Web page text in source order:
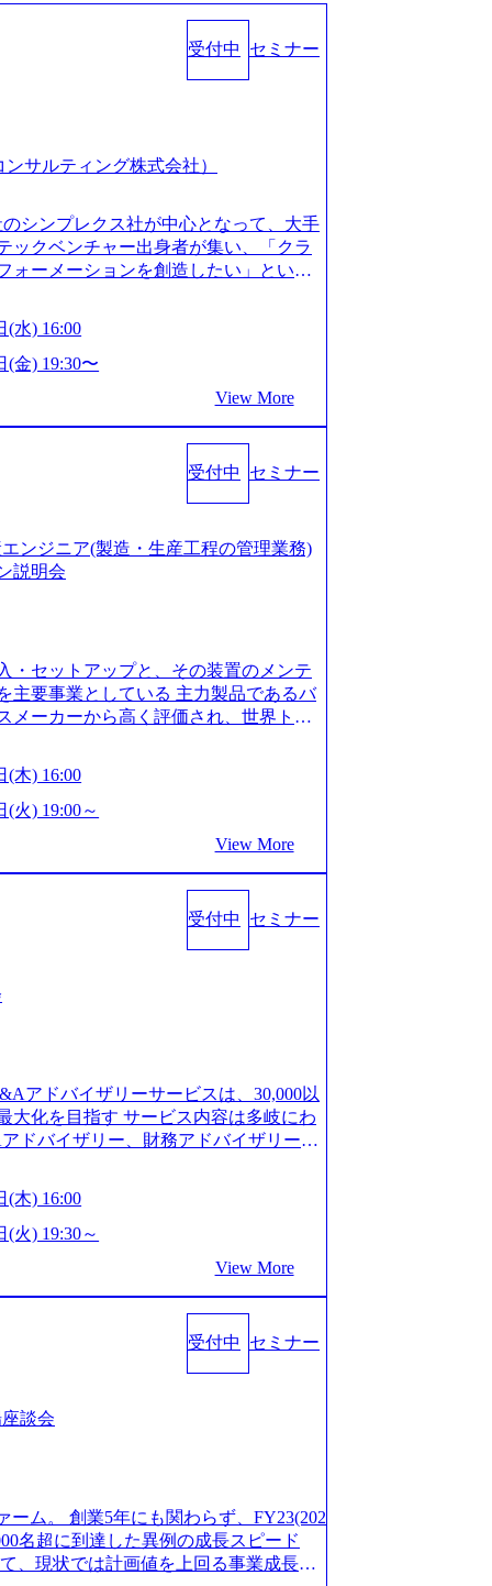
受付中 セミナー
サルティング株式会社）
シンプレクス社が中心となって、大手
ックベンチャー出身者が集い、「クラ
ォーメーションを創造したい」という
ってFintech業界を中心に最先端テクノ
ウを活かしつつ、あらゆる業種・業
するために、戦略策定、組織改革、
ィングファーム） 社名の由来は”DXエ
ないでは金融以外の領域にX（クロ
が強い企業として認知されていたが、
事業を始め、パブリック、製造業、
のあるファーム。 ワンプール制では
方でも幅広に経験を積みたい方でも、
storage.googleapis.com/our-vision-pr
our-vision-production.appspot.com/pu
https://storage.googleapis.com/ou
62c9-4258-aa0
社は、FinTech領域に強みを持つITコン
深い理解を持つコンサルタントが集う
持つシンプレクス社またはグループ会
storage.googleapis.com/our-vision-pr
6aae-45a6-a0ce-b98154c8
member/)一部抜粋 - 伊勢
実装支援を軸に、様々な業界で新規事
幅広いプロジェクトに従事 - 鈴木健仁
策定、DX戦略立案、人事組織テーマに
てはDX戦略立案、NFT等の新規事業
ンチュア出身。金融業界を中心に、DX
interviews/) 戦略だけのコンサルは終わ
ら”のコンサルの在り方 (https://www.b
) Xspear Consultingがえるぼし認定を取
www.afpbb.com/articles/-/3520247)
流工程、先端技術を学べる環境 【コン
置きながら、他領域にもチャレンジで
スキップもあり） ・週に1度のアサイン
検討してもらえる。結果、なりたいキ
らえる ・シンプレクスというテクノロ
視点からも協業しクライアントへ価値
を選べる ここ1年で社員数60名⇒100
も約170％アップ）と急成長中のファ
秀な上司の近くで働けるチャンスも多
ロジェクトによる自己成長機会が多
関わらず、外資系戦略コンサルティン
ームをはじめ、メーカー、ITベンチャ
(水) 16:00
(金) 19:30〜
View More
受付中 セミナー
ンジニア(製造・生産工程の管理業務)
説明会
・セットアップと、その装置のメンテ
主要事業としている 主力製品であるバ
メーカーから高く評価され、世界トッ
たちの技術/私たちの対話 Vision:夢を
の技術/私たちの対話 IoT社会の浸透、
長しており、それに伴い半導体製造
a367-5426b95cd599_1200x543.webp h
public/images/2026022413
https://storage.googleapis.
20260224131100_d8b3379f-6e64-45
storage.googleapis.com/our-vision-productio
49d6-4429-810e-138e27965ee8_
レゼン研修」、自社キャリアアドバ
実施しており、月単位の決められた
できる 【休日】 土日祝休みの完全週休
、夏季9日、年末年始9日） 有給休暇は
に付与されます。 年次有給休暇の残日
ッシュ休暇を取得できます。 【育児や
象：小学校1年修了時の3月31日までの
分まで、始業・終業時刻の繰り上げ・
き5日まで取得でき、1時間単位で取得
富山事業所の近くに、白風寮と青風寮
方が入居可能です。 ＜入居基準＞ ・
無いため、条件を満たす方には住宅手
は、一般賃貸物件を従業員が契約し、
(火) 19:00～20:00 2026年8月13日(木) 1
会社説明会を実施予定です。 ● 求人名
ア(製造・生産工程の管理業務) ※主任
造装置の生産エンジニア(製造・生産工
(木) 16:00
(火) 19:00～
View More
受付中 セミナー
アドバイザリーサービスは、30,000以
大化を目指す サービス内容は多岐にわ
ドバイザリー、財務アドバイザリーな
持ち、将来の株価成長を取り込むスキ
グループはM&A業界のリー
ず幅広い案件に携わりながら自己成
M&Aや財務アドバイザリーなどの専門
が提供される 主担当成約で10件以上あ
の年収となる 内訳としては個人インセ
下を育成活躍させるためのナレッジシ
して動く組織風土がある 2026年8月18
務内容、実際の働き方について詳しく
で、幅広く業界の情報を集めたい 働く
歓迎です。お気軽にご参加ください。
ます。 是非、説明会にてお話できる
アンケート回答をお願いいたします。
(木) 16:00
(火) 19:30～
View More
受付中 セミナー
談会
ーム。 創業5年にも関わらず、FY23(202
名超に到達した異例の成長スピード
、現状では計画値を上回る事業成⻑を